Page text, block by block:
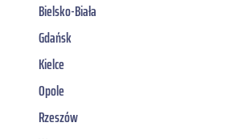
Bielsko-Biała
Gdańsk
Kielce
Opole
Rzeszów